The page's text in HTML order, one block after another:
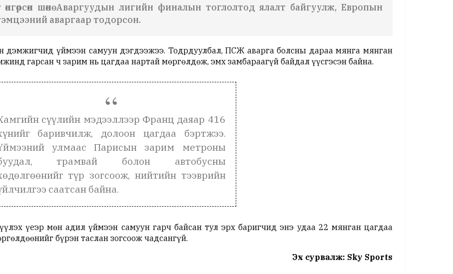
шөнө Аваргуудын лигийн финалын тоглолтод ялалт байгуулж, Европын
аваргаар тодорсон.
дэмжигчид үймээн самуун дэгдээжээ. Тодрдуулбал, ПСЖ аварга болсны дараа мянга мянган
гарсан ч зарим нь цагдаа нартай мөргөлдөж, эмх замбараагүй байдал үүсгэсэн байна.
сүүлийн мэдээллээр Франц даяар 416
баривчилж, долоон цагдаа бэртжээ.
улмаас Парисын зарим метроны
трамвай болон автобусны
түр зогсоож, нийтийн тээврийн
саатсан байна.
үеэр мөн адил үймээн самуун гарч байсан тул эрх баригчид энэ удаа 22 мянган цагдаа
бүрэн таслан зогсоож чадсангүй.
Эх сурвалж: Sky Sports